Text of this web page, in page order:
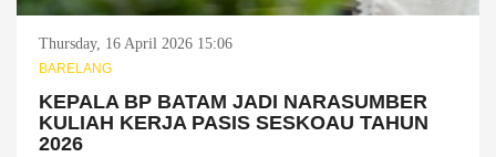
Thursday, 16 April 2026 15:06
BARELANG
KEPALA BP BATAM JADI NARASUMBER
KULIAH KERJA PASIS SESKOAU TAHUN
2026